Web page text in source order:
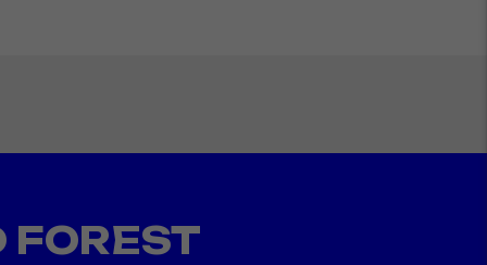
FOREST